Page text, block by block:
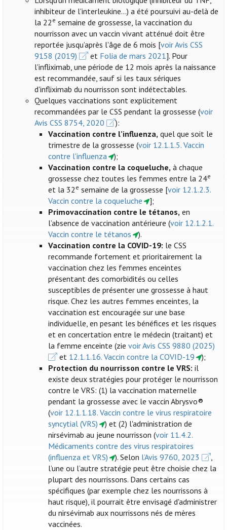
inhibiteur de l'interleukine...) a été poursuivi au-delà de
la 22 e semaine de grossesse, la vaccination du
nourrisson avec un vaccin vivant atténué doit être
reportée jusqu’après l'âge de 6 mois [voir Avis CSS
9158 (2019)
et Folia de mars 2021]. Pour
l'infliximab, une période de 12 mois après la naissance
est recommandée, sauf si les taux sériques
d'infliximab du nourrisson sont indétectables.
Quelques vaccinations sont explicitement
recommandées par le CSS pendant la grossesse (voir
Avis CSS 8754, 2020
):
Vaccination contre l’influenza, quel que soit le
trimestre de la grossesse (voir 12.1.1.5. Vaccin
contre l'influenza
);
Vaccination contre la coqueluche,à chaque
grossesse chez toutes les femmes entre la 24e
et la 32 e semaine de la grossesse [voir 12.1.2.3.
Vaccin contre la coqueluche
];
Primovaccination contre le tétanos, en
l’absence de vaccination antérieure (voir 12.1.2.1.
Vaccin contre le tétanos
).
Vaccination contre la COVID-19: le CSS
recommande fortement et prioritairement la
vaccination chez les femmes enceintes
présentant des comorbidités ou celles
susceptibles de présenter une grossesse à haut
risque. Chez les autres femmes enceintes, la
vaccination est encouragée sur une base
individuelle, en pesant les bénéfices et les risques
et en concertation entre le médecin (traitant) et
la femme enceinte (zie voir Avis CSS 9880 (2025)
et 12.1.1.16. Vaccin contre la COVID-19
);
Protection du nourrisson contre le VRS: il
existe deux stratégies pour protéger le nourrisson
contre le VRS: (1) la vaccination maternelle
pendant la grossesse avec le vaccin Abrysvo®
(voir 12.1.1.18. Vaccin contre le virus respiratoire
syncytial (VRS)
) et (2) l'administration de
nirsévimab au jeune nourrisson (voir 11.4.2.
Médicaments contre des virus respiratoires
(influenza et VRS)
). Selon l’Avis 9760, 2023
,
l’une ou l’autre stratégie peut être choisie chez la
plupart des nourrissons. Dans certains cas
spécifiques (par exemple chez les nourrissons à
haut risque), il pourrait être envisagé d'administrer
du nirsévimab aux nourrissons nés de mères
vaccinées.